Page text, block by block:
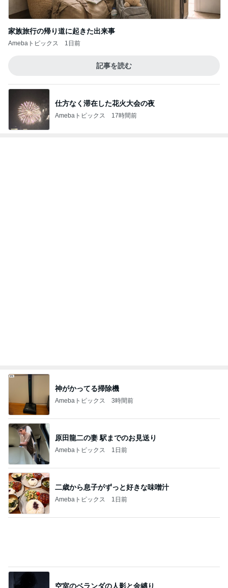
家族旅行の帰り道に起きた出来事
Amebaトピックス 1日前
記事を読む
仕方なく滞在した花火大会の夜
Amebaトピックス 17時間前
マックの大興奮のポテトタイマー
Amebaトピックス